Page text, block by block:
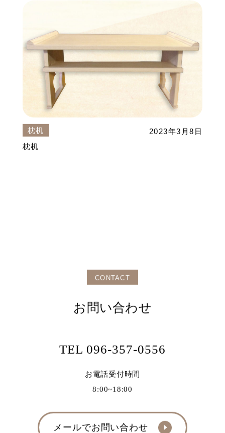
枕机 2023年3月8日
枕机
CONTACT
お問い合わせ
TEL 096-357-0556
お電話受付時間
8:00~18:00
メールでお問い合わせ